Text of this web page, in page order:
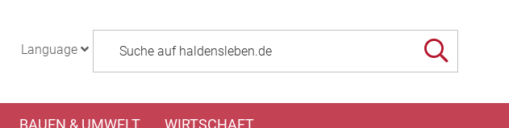
Language
BAUEN & UMWELT WIRTSCHAFT